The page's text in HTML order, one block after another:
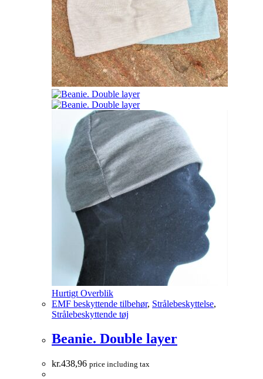
Hurtigt Overblik
EMF beskyttende tilbehør, Strålebeskyttelse,
Strålebeskyttende tøj
Beanie. Double layer
kr.438,96 price including tax